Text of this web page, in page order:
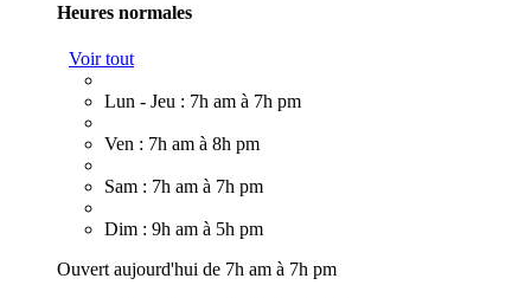
Heures normales
Voir tout
Lun - Jeu : 7h am à 7h pm
Ven : 7h am à 8h pm
Sam : 7h am à 7h pm
Dim : 9h am à 5h pm
Ouvert aujourd'hui de 7h am à 7h pm